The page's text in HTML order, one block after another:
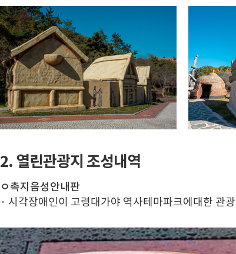
2. 열린관광지 조성내역
ㅇ촉지음성안내판
· 시각장애인이 고령대가야 역사테마파크에대한 관